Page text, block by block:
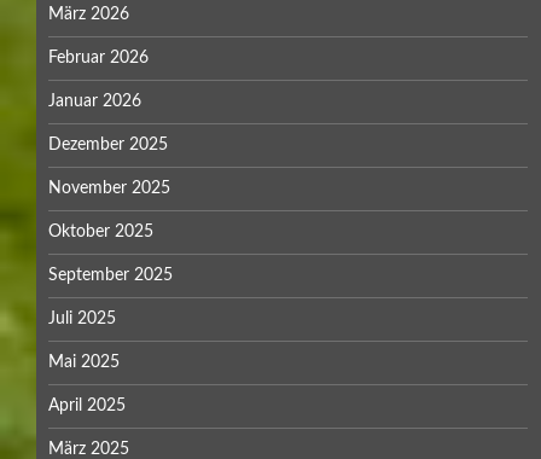
März 2026
Februar 2026
Januar 2026
Dezember 2025
November 2025
Oktober 2025
September 2025
Juli 2025
Mai 2025
April 2025
März 2025